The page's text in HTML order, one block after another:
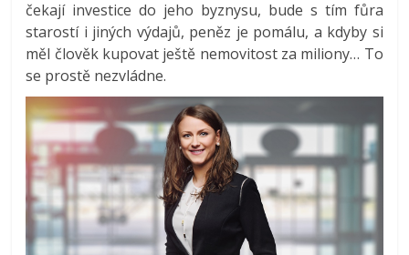
čekají investice do jeho byznysu, bude s tím fůra
starostí i jiných výdajů, peněz je pomálu, a kdyby si
měl člověk kupovat ještě nemovitost za miliony… To
se prostě nezvládne.